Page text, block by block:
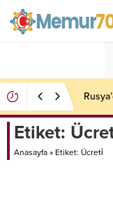
Etiket:
Anasayfa » Etiket: Ücreti̇